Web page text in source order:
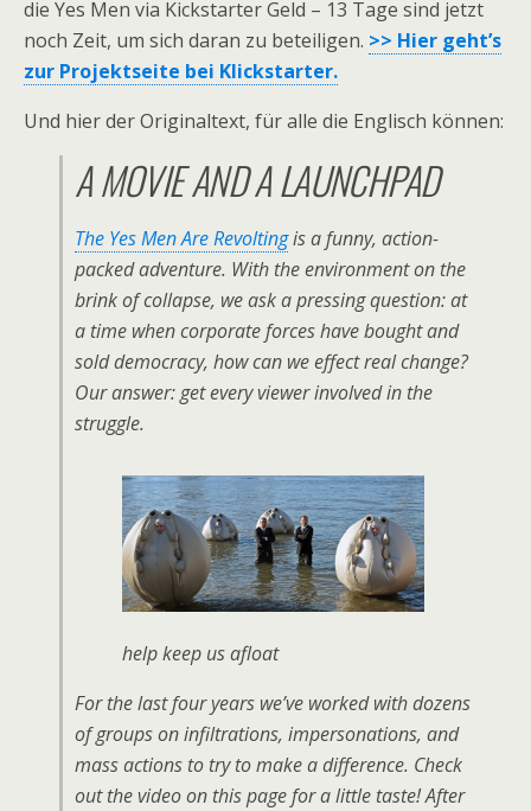
die Yes Men via Kickstarter Geld – 13 Tage sind jetzt
noch Zeit, um sich daran zu beteiligen. >> Hier geht’s
zur Projektseite bei Klickstarter.
Und hier der Originaltext, für alle die Englisch können:
A MOVIE AND A LAUNCHPAD
The Yes Men Are Revoltingis a funny, action-
packed adventure. With the environment on the
brink of collapse, we ask a pressing question: at
a time when corporate forces have bought and
sold democracy, how can we effect real change?
Our answer: get every viewer involved in the
struggle.
help keep us afloat
For the last four years we’ve worked with dozens
of groups on infiltrations, impersonations, and
mass actions to try to make a difference. Check
out the video on this page for a little taste! After